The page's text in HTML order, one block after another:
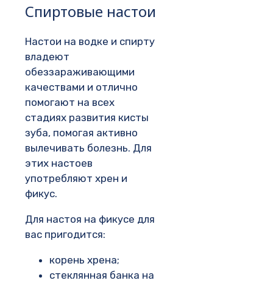
Спиртовые настои
Настои на водке и спирту
владеют
обеззараживающими
качествами и отлично
помогают на всех
стадиях развития кисты
зуба, помогая активно
вылечивать болезнь. Для
этих настоев
употребляют хрен и
фикус.
Для настоя на фикусе для
вас пригодится:
корень хрена;
стеклянная банка на